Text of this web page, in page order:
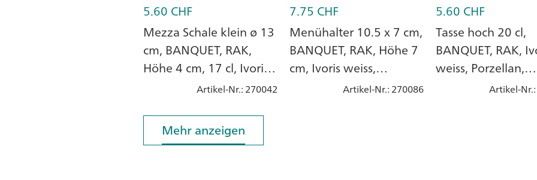
5.60 CHF
Mezza Schale klein ø 13
cm, BANQUET, RAK,
Höhe 4 cm, 17 cl, Ivoris
weiss, Porzellan
Artikel-Nr.: 270042
7.75 CHF
Menühalter 10.5 x 7 cm,
BANQUET, RAK, Höhe 7
cm, Ivoris weiss,
Artikel-Nr.: 270086
5.60 CHF
Tasse hoch 20 cl,
BANQUET, RAK,
weiss, Porzellan,
Artikel-Nr.
Mehr anzeigen
Mehr anzeigen